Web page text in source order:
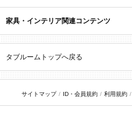
家具・インテリア関連コンテンツ
タブルームトップへ戻る
サイトマップ ID・会員規約 利用規約